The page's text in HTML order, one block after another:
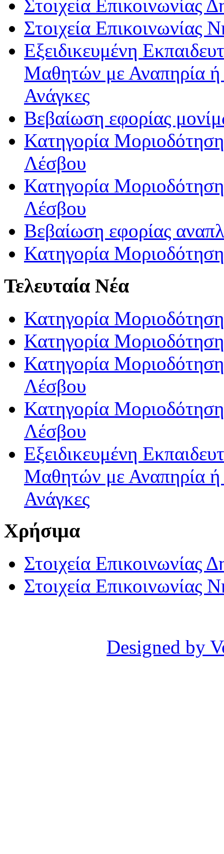
Στοιχεία Επικοινωνίας
Στοιχεία Επικοινωνίας
Εξειδικευμένη
Μαθητών με Αναπηρία ή /
Ανάγκες
Βεβαίωση εφορίας
Κατηγορία
Λέσβου
Κατηγορία
Λέσβου
Βεβαίωση εφορίας
Κατηγορία
Τελευταία Νέα
Κατηγορία
Κατηγορία
Κατηγορία
Λέσβου
Κατηγορία
Λέσβου
Εξειδικευμένη
Μαθητών με Αναπηρία ή /
Ανάγκες
Χρήσιμα
Στοιχεία Επικοινωνίας
Στοιχεία Επικοινωνίας
Designed by